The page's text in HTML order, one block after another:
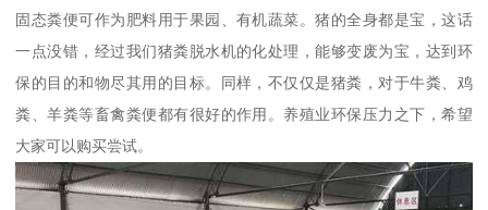
固态粪便可作为肥料用于果园、有机蔬菜。猪的全身都是宝，这话
一点没错，经过我们猪粪脱水机的化处理，能够变废为宝，达到环
保的目的和物尽其用的目标。同样，不仅仅是猪粪，对于牛粪、鸡
粪、羊粪等畜禽粪便都有很好的作用。养殖业环保压力之下，希望
大家可以购买尝试。